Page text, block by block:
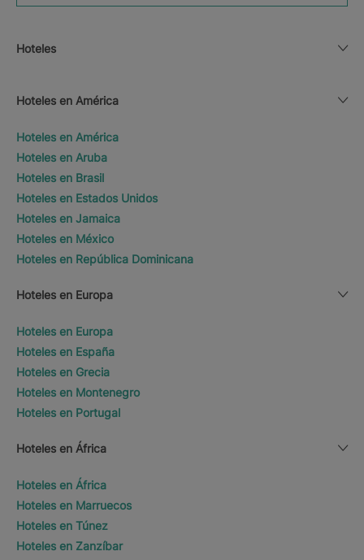
Hoteles
Hoteles en América
Hoteles en América
Hoteles en Aruba
Hoteles en Brasil
Hoteles en Estados Unidos
Hoteles en Jamaica
Hoteles en México
Hoteles en República Dominicana
Hoteles en Europa
Hoteles en Europa
Hoteles en España
Hoteles en Grecia
Hoteles en Montenegro
Hoteles en Portugal
Hoteles en África
Hoteles en África
Hoteles en Marruecos
Hoteles en Túnez
Hoteles en Zanzíbar